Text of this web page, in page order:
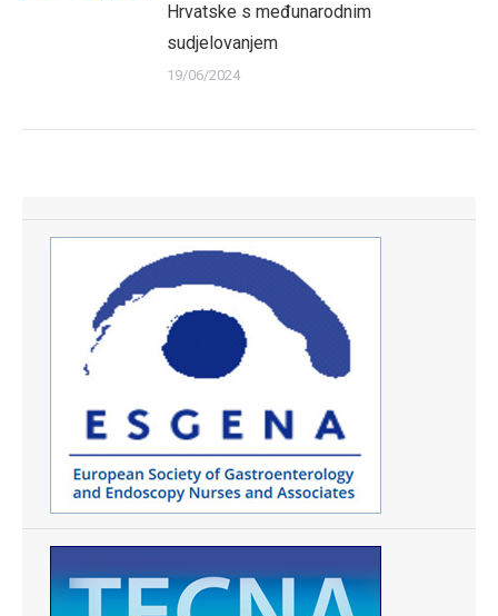
Hrvatske s međunarodnim
sudjelovanjem
19/06/2024